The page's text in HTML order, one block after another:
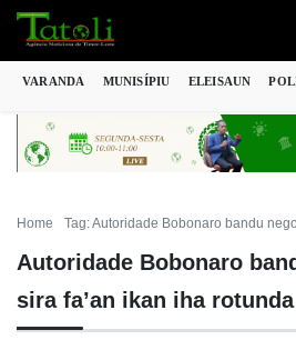
VARANDA MUNISÍPIU ELEISAUN
Home Tag: Autoridade Bobonaro bandu
Autoridade Bobonaro
sira fa’an ikan iha